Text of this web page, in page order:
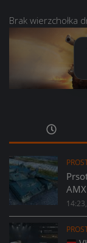
Brak wierzchołka